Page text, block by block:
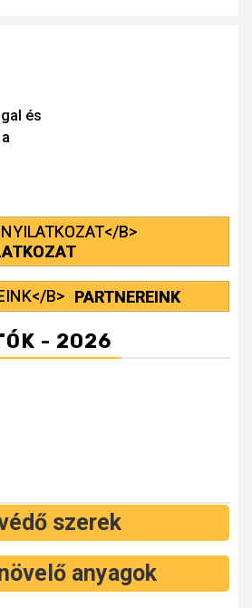
és
PARTNEREINK
- 2026
szerek
anyagok